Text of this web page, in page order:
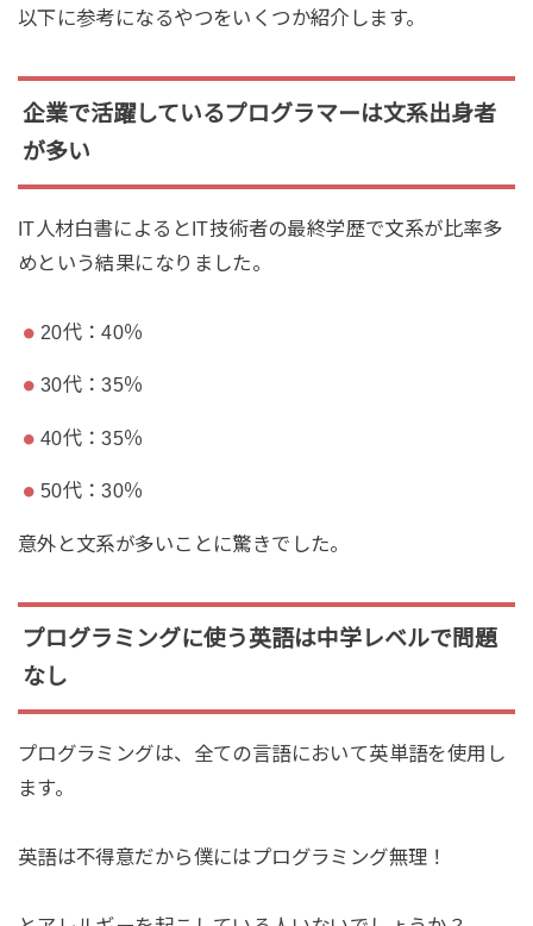
以下に参考になるやつをいくつか紹介します。
企業で活躍しているプログラマーは文系出身者
が多い
IT人材白書によるとIT技術者の最終学歴で文系が比率多
めという結果になりました。
20代：40％
30代：35％
40代：35％
50代：30％
意外と文系が多いことに驚きでした。
プログラミングに使う英語は中学レベルで問題
なし
プログラミングは、全ての言語において英単語を使用し
ます。
英語は不得意だから僕にはプログラミング無理！